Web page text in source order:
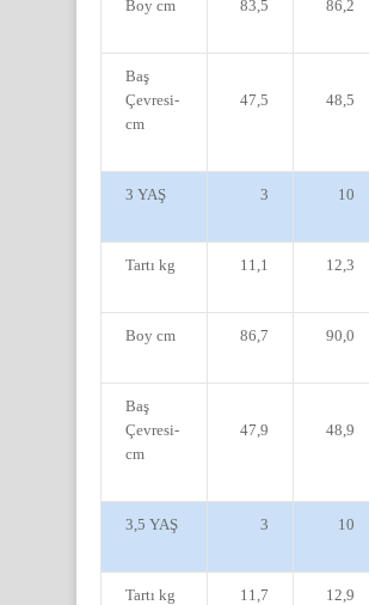
Boy cm 83,5 86,2
Baş
Çevresi-
cm
47,5 48,5
3 YAŞ 3 10
Tartı kg 11,1 12,3
Boy cm 86,7 90,0
Baş
Çevresi-
cm
47,9 48,9
3,5 YAŞ 3 10
Tartı kg 11,7 12,9